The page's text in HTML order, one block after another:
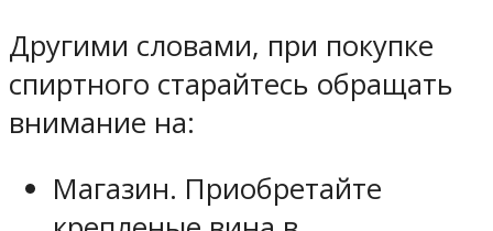
Другими словами, при покупке
спиртного старайтесь обращать
внимание на:
Магазин. Приобретайте